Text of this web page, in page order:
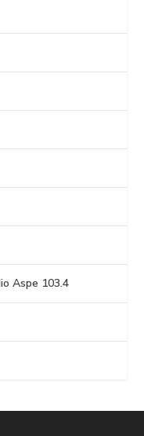
Aspe 103.4